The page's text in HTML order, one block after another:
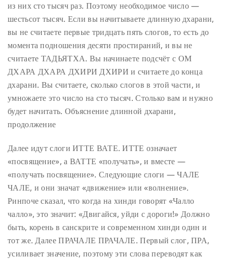
из них сто тысяч раз. Поэтому необходимое число —
шестьсот тысяч. Если вы начитываете длинную дхарани,
вы не считаете первые тридцать пять слогов, то есть до
момента подношения десяти простираний, и вы не
считаете ТАДЬЯТХА. Вы начинаете подсчёт с ОМ
ДХАРА ДХАРА ДХИРИ ДХИРИ и считаете до конца
дхарани. Вы считаете, сколько слогов в этой части, и
умножаете это число на сто тысяч. Столько вам и нужно
будет начитать. Объяснение длинной дхарани,
продолжение
Далее идут слоги ИТТЕ ВАТЕ. ИТТЕ означает
«посвящение», а ВАТТЕ «получать», и вместе —
«получать посвящение». Следующие слоги — ЧАЛЕ
ЧАЛЕ, и они значат «движение» или «волнение».
Ринпоче сказал, что когда на хинди говорят «Чалло
чалло», это значит: «Двигайся, уйди с дороги!» Должно
быть, корень в санскрите и современном хинди один и
тот же. Далее ПРАЧАЛЕ ПРАЧАЛЕ. Первый слог, ПРА,
усиливает значение, поэтому эти слова переводят как